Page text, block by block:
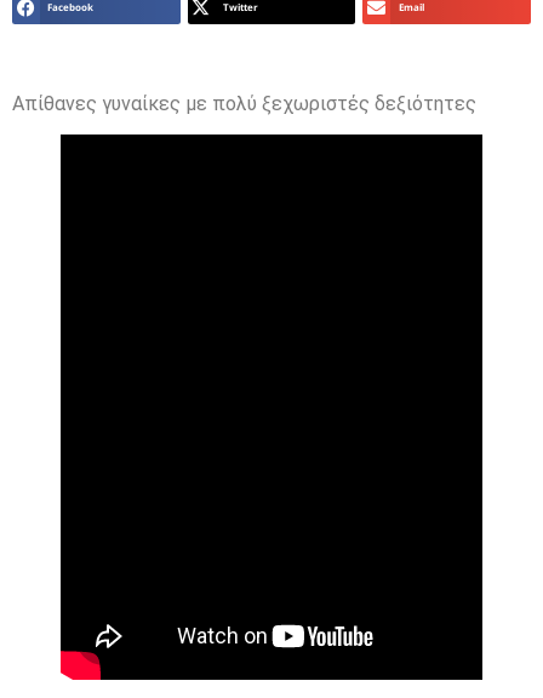
Facebook Twitter Email
Απίθανες γυναίκες με πολύ ξεχωριστές δεξιότητες